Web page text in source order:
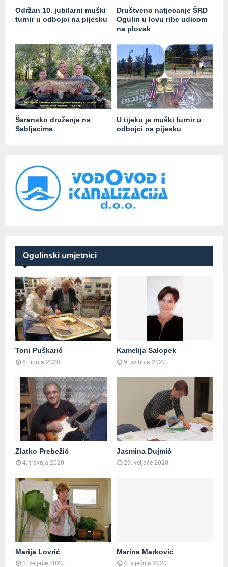
Održan 10. jubilarni muški
turnir u odbojci na pijesku
Društveno natjecanje ŠRD
Ogulin u lovu ribe udicom
na plovak
Šaransko druženje na
Sabljacima
U tijeku je muški turnir u
odbojci na pijesku
Ogulinski umjetnici
Toni Puškarić
5. lipnja 2020.
Kamelija Salopek
9. svibnja 2020.
Zlatko Prebežić
4. travnja 2020.
Jasmina Dujmić
29. veljače 2020.
Marija Lovrić
1. veljače 2020.
Marina Marković
4. siječnja 2020.